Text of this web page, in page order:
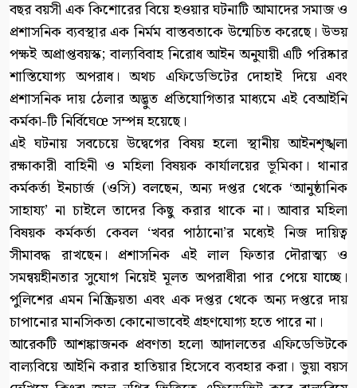
বছর বয়সী এক কিশোরের বিয়ে হওয়ার ঘটনাটি আমাদের সমাজ ও
প্রশাসনিক ব্যবস্থার এক নির্মম বাস্তবতাকে উন্মেচিত করেছে। উভয়
পক্ষই অপ্রাপ্তবয়স্ক; বাল্যবিবাহ নিরোধ আইন অনুযায়ী এটি পরিষ্কার
শাস্তিযোগ্য অপরাধ। অথচ এফিডেভিটের দোহাই দিয়ে এবং
প্রশাসনিক দায় ঠেলার অদ্ভুত প্রতিযোগিতার মাধ্যমে এই বেআইনি
কর্মকা-টি নির্বিঘেœ সম্পন্ন হয়েছে।
এই ঘটনায় সবচেয়ে উদ্বেগের বিষয় হলো স্থানীয় আইনশৃঙ্খলা
রক্ষাকারী বাহিনী ও মহিলা বিষয়ক কার্যালয়ের ভূমিকা। থানার
কর্মকর্তা ইনচার্জ (ওসি) বলছেন, অন্য দপ্তর থেকে ‘আনুষ্ঠানিক
সাহায্য’ না চাইলে তাদের কিছু করার থাকে না। আবার মহিলা
বিষয়ক কর্মকর্তা কেবল ‘খবর পাঠানো’র মধ্যেই নিজ দায়িত্ব
সীমাবদ্ধ রাখছেন। প্রশাসনিক এই লাল ফিতার দৌরাত্ম্য ও
সমন্বয়হীনতার সুযোগ নিয়েই মূলত অপরাধীরা পার পেয়ে যাচ্ছে।
পুলিশের এমন নিষ্ক্রিয়তা এবং এক দপ্তর থেকে অন্য দপ্তরে দায়
চাপানোর মানসিকতা কোনোভাবেই গ্রহণযোগ্য হতে পারে না।
আরেকটি আশঙ্কাজনক প্রবণতা হলো আদালতের এফিডেভিটকে
বাল্যবিয়ে আইনি করার হাতিয়ার হিসেবে ব্যবহার করা। ভুয়া বয়স